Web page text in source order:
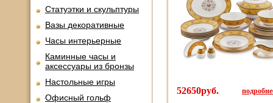
Статуэтки и скульптуры
Вазы декоративные
Часы интерьерные
Каминные часы и
аксессуары из бронзы
Настольные игры
Офисный гольф
52650руб.